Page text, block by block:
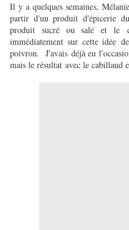
Il y a quelques semaines,
partir d'un produit d'épicerie
produit sucré ou salé et le
immédiatement sur cette idée
poivron. J'avais déjà eu
mais le résultat avec le cabillaud